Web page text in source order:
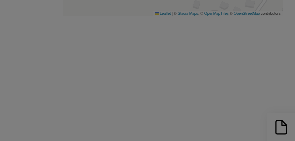
Leaflet| ©Stadia Maps , ©OpenMapTiles©OpenStreetMapcontributors